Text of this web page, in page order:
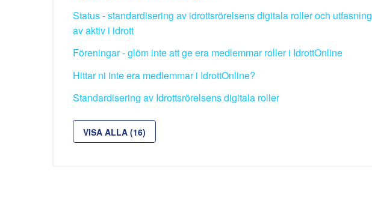
Status - standardisering av idrottsrörelsens digitala roller och utfasning
av aktiv i idrott
Föreningar - glöm inte att ge era medlemmar roller i IdrottOnline
Hittar ni inte era medlemmar i IdrottOnline?
Standardisering av Idrottsrörelsens digitala roller
VISA ALLA (16)